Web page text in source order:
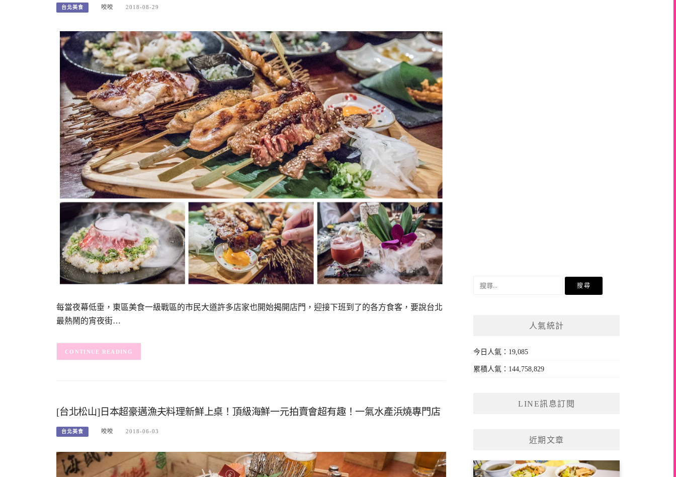
台北美食 咬咬 2018-08-29
每當夜幕低垂，東區美食一級戰區的市民大道許多店家也開始揭開店門，迎接下班到了的各方食客，要說台北
最熱鬧的宵夜街…
CONTINUE READING
[台北松山]日本超豪邁漁夫料理新鮮上桌！頂級海鮮一元拍賣會超有趣！一氣水產浜燒專門店
台北美食 咬咬 2018-06-03
人氣統計
今日人氣：19,085
累積人氣：144,758,829
LINE訊息訂閱
近期文章